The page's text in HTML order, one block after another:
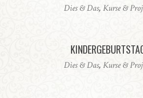
Dies & Das, Kurse &
Dies & Das, Kurse &